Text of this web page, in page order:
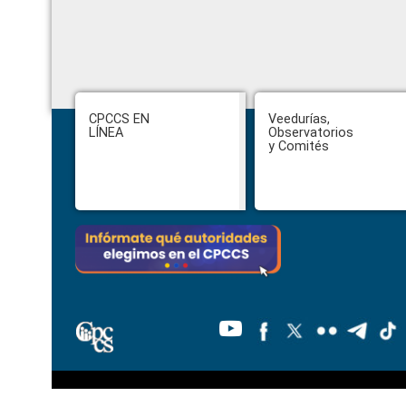
Footer
CPCCS EN
LÍNEA
Veedurías,
Observatorios
y Comités